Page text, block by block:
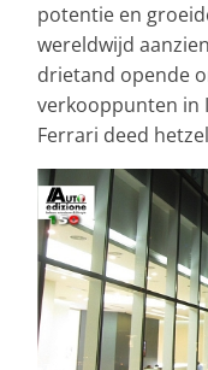
potentie en
wereldwijd
drietand opende
verkooppunten in
Ferrari deed